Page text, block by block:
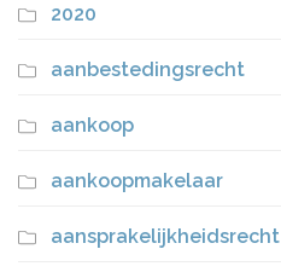
2020
aanbestedingsrecht
aankoop
aankoopmakelaar
aansprakelijkheidsrecht